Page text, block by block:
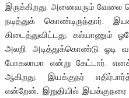
இருக்கிறது. அனைவரும் வேலை
நடித்துக் கொண்டிருந்தார்.
கிடைத்துவிட்டது. கல்யாணும்
அலறி அடித்துக்கொண்டு
போகலாமா என்று கேட்டார்.
ஆகிறது. இயக்குநர்
என்றேன். இறுதியில்